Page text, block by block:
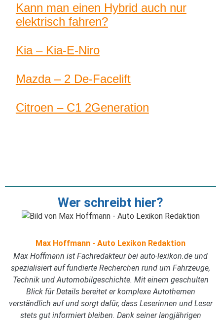
Kann man einen Hybrid auch nur
elektrisch fahren?
Kia – Kia-E-Niro
Mazda – 2 De-Facelift
Citroen – C1 2Generation
Wer schreibt hier?
Max Hoffmann - Auto Lexikon Redaktion
Max Hoffmann ist Fachredakteur bei auto-lexikon.de und
spezialisiert auf fundierte Recherchen rund um Fahrzeuge,
Technik und Automobilgeschichte. Mit einem geschulten
Blick für Details bereitet er komplexe Autothemen
verständlich auf und sorgt dafür, dass Leserinnen und Leser
stets gut informiert bleiben. Dank seiner langjährigen